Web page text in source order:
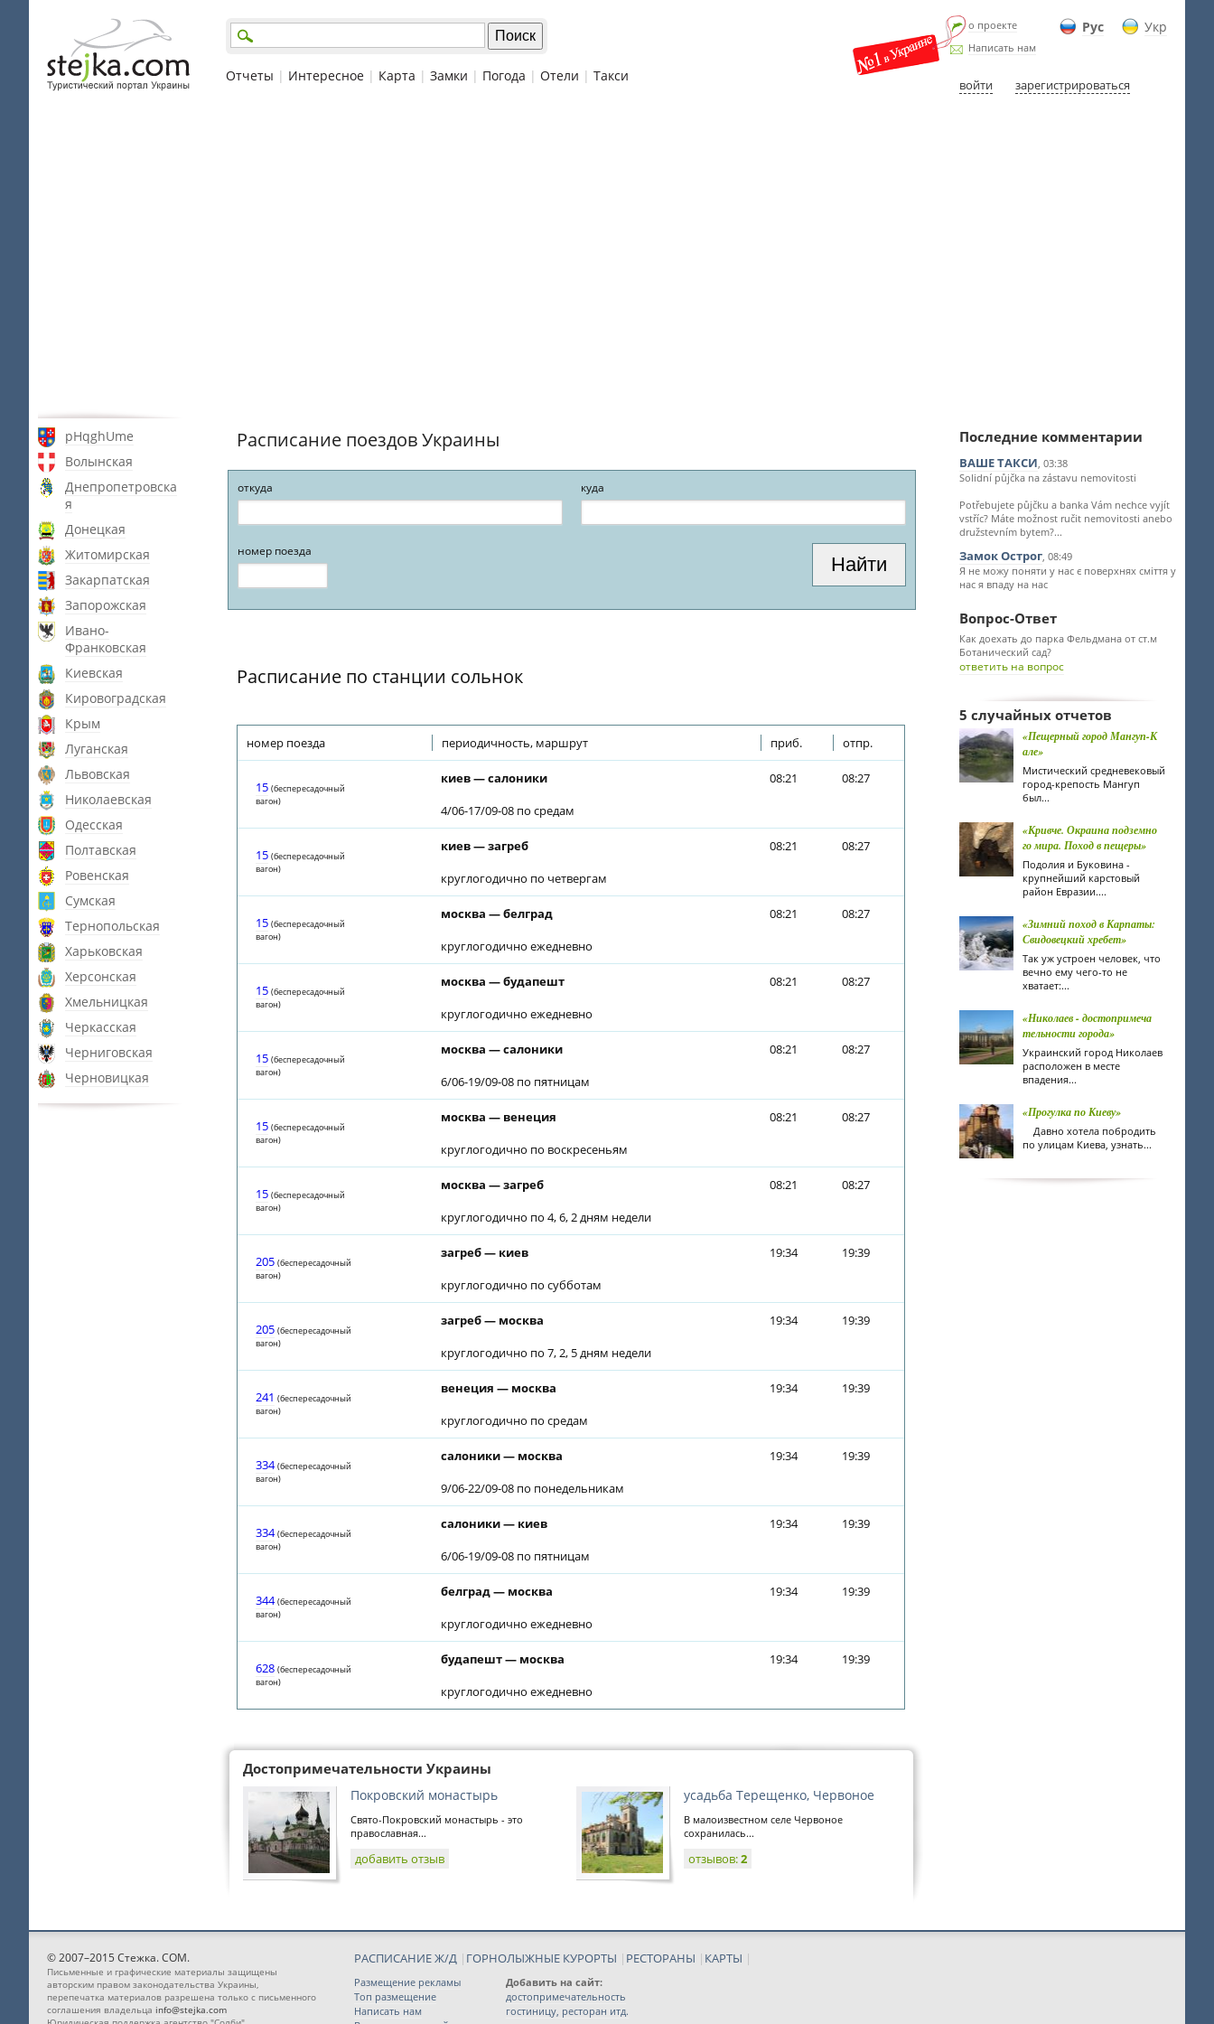
Рус Укр
о проекте
Написать нам
войти зарегистрироваться
Отчеты | Интересное | Карта | Замки | Погода | Отели | Такси
pHqghUme
Волынская
Днепропетровска
я
Донецкая
Житомирская
Закарпатская
Запорожская
Ивано-
Франковская
Киевская
Кировоградская
Крым
Луганская
Львовская
Николаевская
Одесская
Полтавская
Ровенская
Сумская
Тернопольская
Харьковская
Херсонская
Хмельницкая
Черкасская
Черниговская
Черновицкая
Расписание поездов Украины
откуда куда
номер поезда
Расписание по станции сольнок
номер поезда периодичность, маршрут приб. отпр.
15 (беспересадочный
вагон)
киев — салоники
4/06-17/09-08 по средам
08:21 08:27
15 (беспересадочный
вагон)
киев — загреб
круглогодично по четвергам
08:21 08:27
15 (беспересадочный
вагон)
москва — белград
круглогодично ежедневно
08:21 08:27
15 (беспересадочный
вагон)
москва — будапешт
круглогодично ежедневно
08:21 08:27
15 (беспересадочный
вагон)
москва — салоники
6/06-19/09-08 по пятницам
08:21 08:27
15 (беспересадочный
вагон)
москва — венеция
круглогодично по воскресеньям
08:21 08:27
15 (беспересадочный
вагон)
москва — загреб
круглогодично по 4, 6, 2 дням недели
08:21 08:27
205 (беспересадочный
вагон)
загреб — киев
круглогодично по субботам
19:34 19:39
205 (беспересадочный
вагон)
загреб — москва
круглогодично по 7, 2, 5 дням недели
19:34 19:39
241 (беспересадочный
вагон)
венеция — москва
круглогодично по средам
19:34 19:39
334 (беспересадочный
вагон)
салоники — москва
9/06-22/09-08 по понедельникам
19:34 19:39
334 (беспересадочный
вагон)
салоники — киев
6/06-19/09-08 по пятницам
19:34 19:39
344 (беспересадочный
вагон)
белград — москва
круглогодично ежедневно
19:34 19:39
628 (беспересадочный
вагон)
будапешт — москва
круглогодично ежедневно
19:34 19:39
Достопримечательности Украины
Покровский монастырь
Свято-Покровский монастырь - это
православная...
добавить отзыв
усадьба Терещенко, Червоное
В малоизвестном селе Червоное
сохранилась...
отзывов:2
Последние комментарии
ВАШЕ ТАКСИ, 03:38
Solidní půjčka na zástavu nemovitosti
Potřebujete půjčku a banka Vám nechce vyjít
vstříc? Máte možnost ručit nemovitosti anebo
družstevním bytem?...
Замок Острог, 08:49
Я не можу поняти у нас є поверхнях сміття у
нас я впаду на нас
Вопрос-Ответ
Как доехать до парка Фельдмана от ст.м
Ботанический сад?
ответить на вопрос
5 случайных отчетов
«Пещерный город Мангуп-К
але»
Мистический средневековый
город-крепость Мангуп
был...
«Кривче. Окраина подземно
го мира. Поход в пещеры»
Подолия и Буковина -
крупнейший карстовый
район Евразии....
«Зимний поход в Карпаты:
Свидовецкий хребет»
Так уж устроен человек, что
вечно ему чего-то не
хватает:...
«Николаев - достопримеча
тельности города»
Украинский город Николаев
расположен в месте
впадения...
«Прогулка по Киеву»
Давно хотела побродить
по улицам Киева, узнать...
© 2007–2015 Стежка. COM.
Письменные и графические материалы защищены
авторским правом законодательства Украины,
перепечатка материалов разрешена только с письменного
соглашения владельца info@stejka.com
РАСПИСАНИЕ Ж/Д | ГОРНОЛЫЖНЫЕ КУРОРТЫ | РЕСТОРАНЫ | КАРТЫ |
Размещение рекламы
Топ размещение
Написать нам
Добавить на сайт:
достопримечательность
гостиницу, ресторан итд.